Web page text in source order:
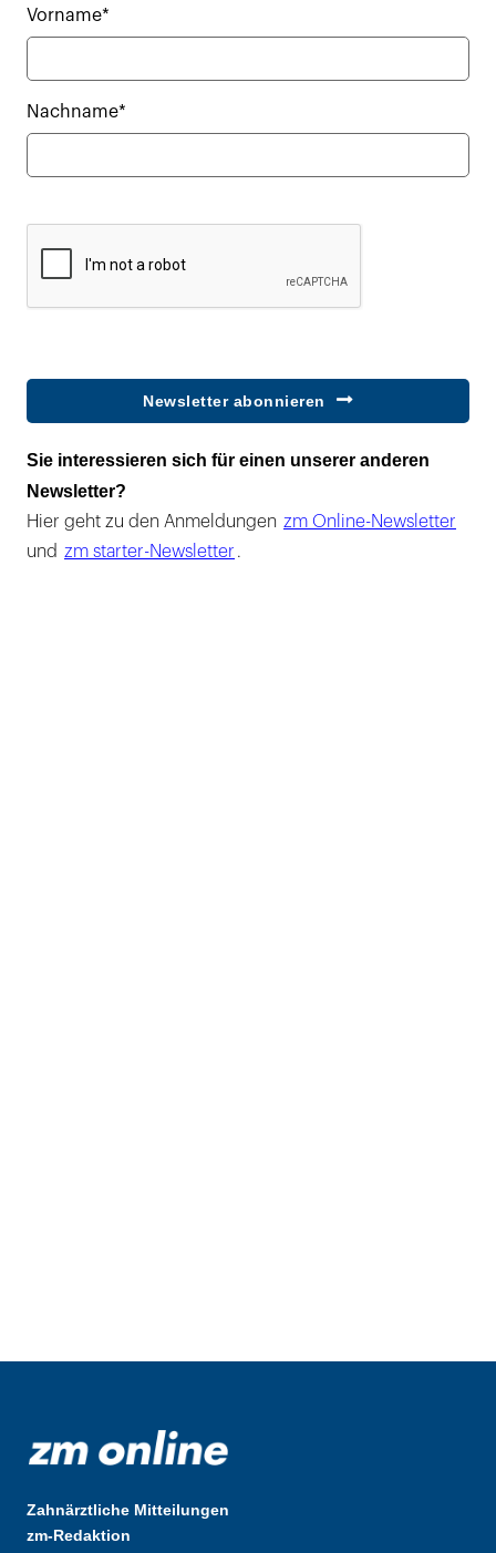
Vorname*
Nachname*
Newsletter abonnieren
Sie interessieren sich für einen unserer anderen
Newsletter?
Hier geht zu den Anmeldungen zm Online-Newsletter
und zm starter-Newsletter .
Zahnärztliche Mitteilungen
zm-Redaktion